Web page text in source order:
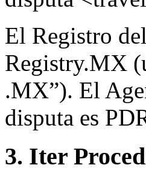
El Registro
Registry.MX
.MX”). El
disputa es
3. Iter